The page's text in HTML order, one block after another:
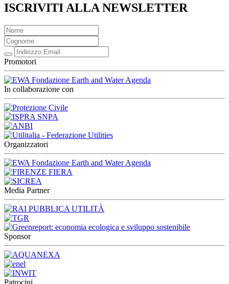
ISCRIVITI ALLA NEWSLETTER
Promotori
In collaborazione con
Organizzatori
Media Partner
Sponsor
Patrocini